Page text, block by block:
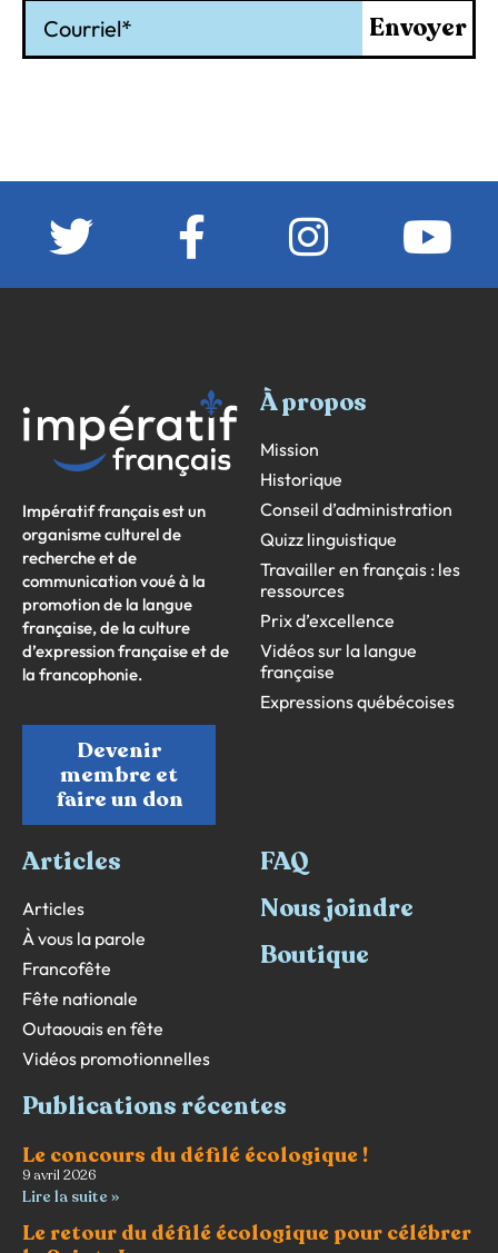
Envoyer
Impératif français est un
organisme culturel de
recherche et de
communication voué à la
promotion de la langue
française, de la culture
d’expression française et de
la francophonie.
Devenir
membre et
faire un don
À propos
Mission
Historique
Conseil d’administration
Quizz linguistique
Travailler en français : les
ressources
Prix d’excellence
Vidéos sur la langue
française
Expressions québécoises
Articles
Articles
À vous la parole
Francofête
Fête nationale
Outaouais en fête
Vidéos promotionnelles
FAQ
Nous joindre
Boutique
Publications récentes
Le concours du défilé écologique !
9 avril 2026
Lire la suite »
Le retour du défilé écologique pour célébrer